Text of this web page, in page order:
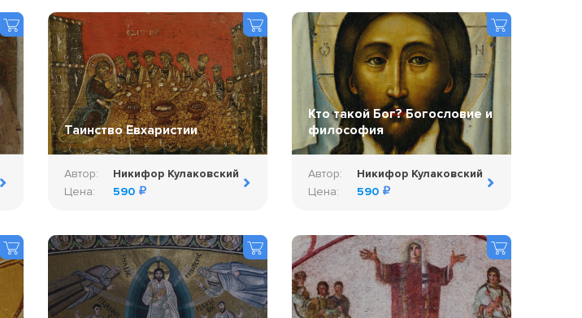
Таинство Евхаристии
Автор:
Никифор Кулаковский
Цена:
590
Кто такой Бог? Богословие и
философия
Автор:
Никифор Кулаковский
Цена:
590